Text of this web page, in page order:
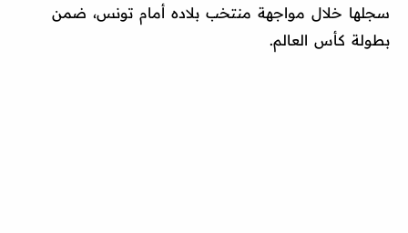
سجلها خلال مواجهة منتخب بلاده أمام تونس، ضمن
بطولة كأس العالم.